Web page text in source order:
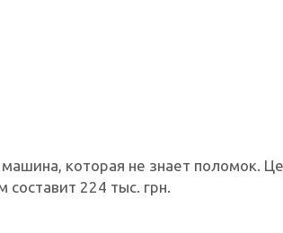
которая не знает поломок.
составит 224 тыс. грн.